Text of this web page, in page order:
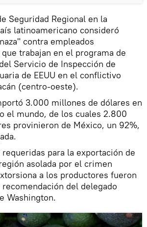
Seguridad Regional en la
latinoamericano consideró
contra empleados
trabajan en el programa de
Servicio de Inspección de
de EEUU en el conflictivo
(centro-oeste).
3.000 millones de dólares en
el mundo, de los cuales 2.800
provinieron de México, un 92%,
para la exportación de
asolada por el crimen
a los productores fueron
del delegado
Washington.